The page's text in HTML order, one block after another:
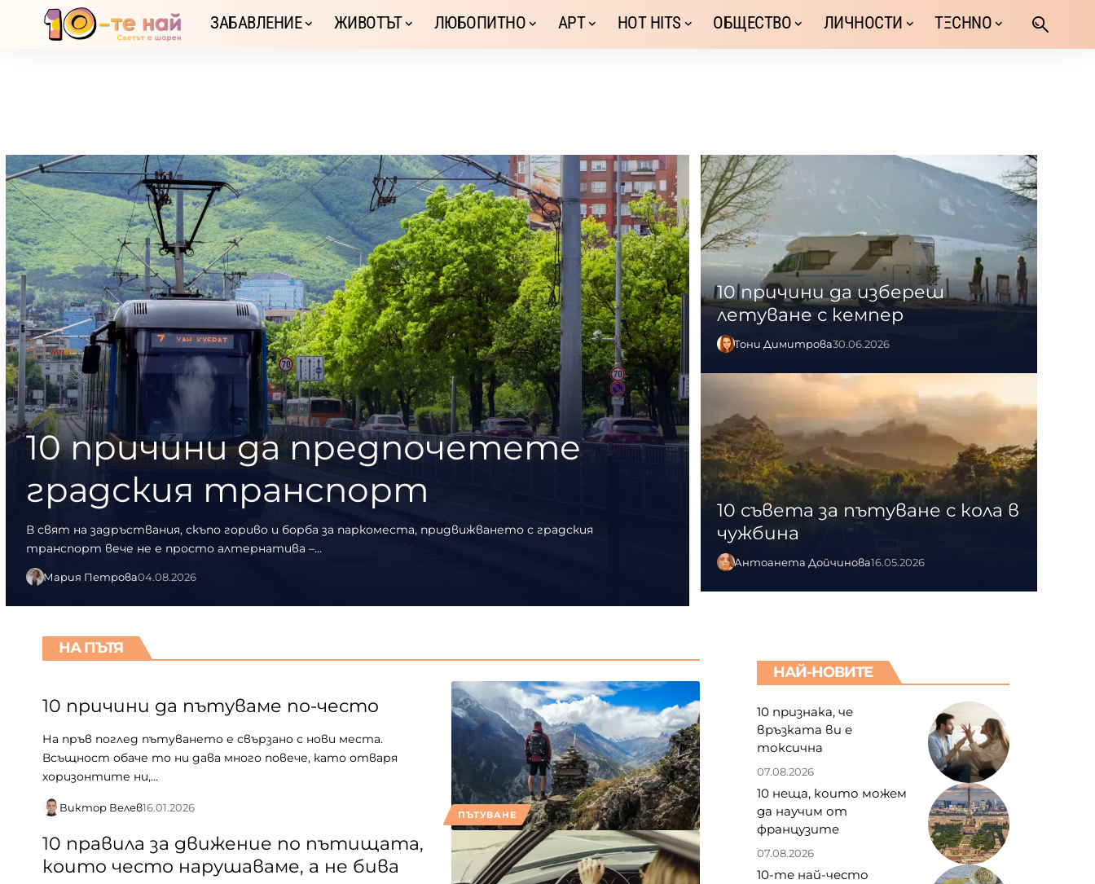
ЗАБАВЛЕНИЕ ЖИВОТЪТ ЛЮБОПИТНО АРТ HOT HITS ОБЩЕСТВО ЛИЧНОСТИ TΞCHNO
10 причини да предпочетете
градския транспорт
В свят на задръствания, скъпо гориво и борба за паркоместа, придвижването с градския
транспорт вече не е просто алтернатива –…
Мария Петрова04.08.2026
10 причини да избереш
летуване с кемпер
Тони Димитрова30.06.2026
10 съвета за пътуване с кола в
чужбина
Антоанета Дойчинова16.05.2026
НА ПЪТЯ
ПЪТУВАНЕ
10 причини да пътуваме по-често
На пръв поглед пътуването е свързано с нови места.
Всъщност обаче то ни дава много повече, като отваря
хоризонтите ни,…
Виктор Велев16.01.2026
10 правила за движение по пътищата,
които често нарушаваме, а не бива
НАЙ-НОВИТЕ
10 признака, че
връзката ви е
токсична
07.08.2026
10 неща, които можем
да научим от
французите
07.08.2026
10-те най-често